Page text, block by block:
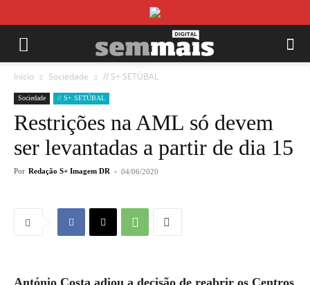
Início Sociedade // S+ SETÚBAL
Sociedade // S+ SETÚBAL
Restrições na AML só devem
ser levantadas a partir de dia 15
Por Redação S+ Imagem DR - 04/06/2020
António Costa adiou a decisão de reabrir os Centros